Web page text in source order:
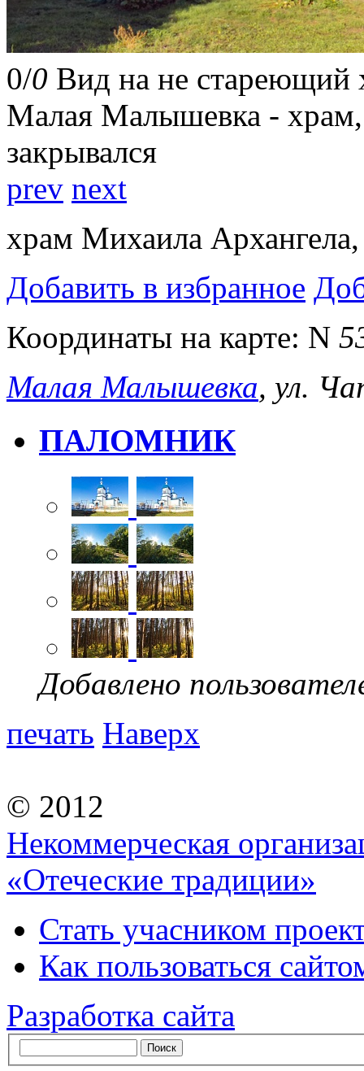
0/0 Вид на не стареющий
Малая Малышевка - храм,
закрывался
prev next
храм Михаила
Добавить в избранное
Координаты на карте: N
Малая Малышевка, ул.
ПАЛОМНИК
Добавлено
печать Наверх
© 2012
Некоммерческая
«Отеческие традиции»
Стать учасником
Как пользоваться
Разработка сайта